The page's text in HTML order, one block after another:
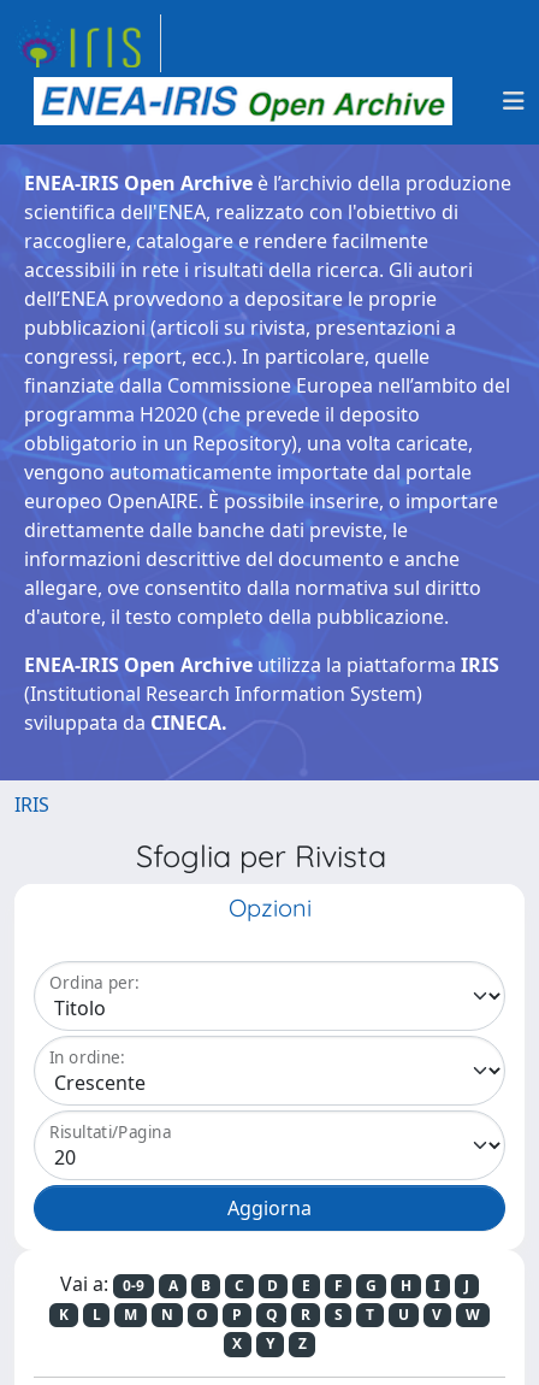
ENEA-IRIS Open Archive è l’archivio della produzione
scientifica dell'ENEA, realizzato con l'obiettivo di
raccogliere, catalogare e rendere facilmente
accessibili in rete i risultati della ricerca. Gli autori
dell’ENEA provvedono a depositare le proprie
pubblicazioni (articoli su rivista, presentazioni a
congressi, report, ecc.). In particolare, quelle
finanziate dalla Commissione Europea nell’ambito del
programma H2020 (che prevede il deposito
obbligatorio in un Repository), una volta caricate,
vengono automaticamente importate dal portale
europeo OpenAIRE. È possibile inserire, o importare
direttamente dalle banche dati previste, le
informazioni descrittive del documento e anche
allegare, ove consentito dalla normativa sul diritto
d'autore, il testo completo della pubblicazione.
ENEA-IRIS Open Archive utilizza la piattaforma IRIS
(Institutional Research Information System)
sviluppata da CINECA.
IRIS
Sfoglia per Rivista
Opzioni
Ordina per:
In ordine:
Risultati/Pagina
Vai a: 0-9 A B C D E F G H I
J
K
L M N O P Q R S T U V
W
X
Y Z